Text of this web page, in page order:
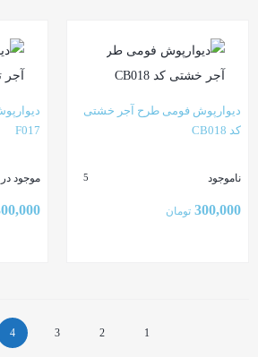
دیوارپوش فومی طرح آجر خشتی
کد CB018
ناموجود 5
300,000 تومان
F017
موجود در
1
2
3
4